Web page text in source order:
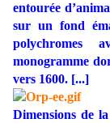
entourée
sur un fond
polychromes
monogramme
vers 1600. [...]
Dimensions de